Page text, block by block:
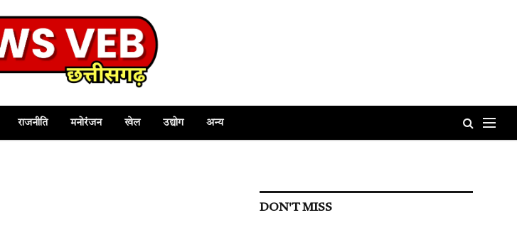
राजनीति मनोरंजन खेल उद्योग अन्य
DON'T MISS